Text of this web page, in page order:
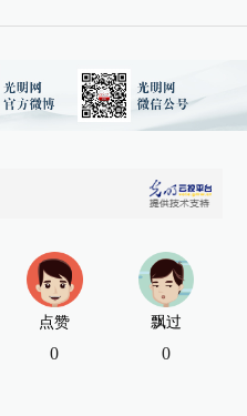
点赞
0
飘过
0